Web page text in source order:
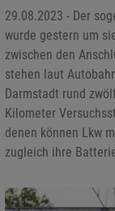
29.08.2023 - Der
wurde gestern um
zwischen den
stehen laut
Darmstadt rund
Kilometer
denen können Lkw
zugleich ihre